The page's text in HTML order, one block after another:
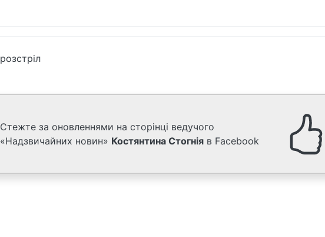
розстріл
Стежте за оновленнями на сторінці ведучого
«Надзвичайних новин» Костянтина Стогнія в Facebook